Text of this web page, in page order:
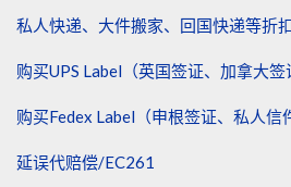
私人快递、大件搬家、回国快递等折
购买UPS Label（英国签证、加拿大签
购买Fedex Label（申根签证、私人信
延误代赔偿/EC261